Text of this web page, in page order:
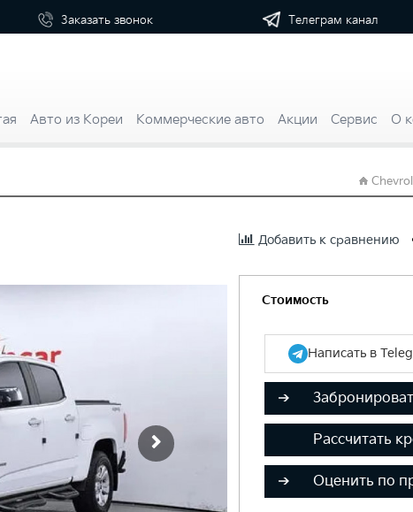
Заказать звонок Телеграм канал
Авто из Кореи Коммерческие авто Акции Сервис О
Добавить к сравнению
Стоимость
Написать в
Рассчитать
Оценить по